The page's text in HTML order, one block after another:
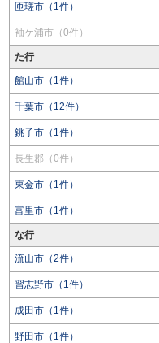
匝瑳市（1件）
袖ケ浦市（0件）
た行
館山市（1件）
千葉市（12件）
銚子市（1件）
長生郡（0件）
東金市（1件）
富里市（1件）
な行
流山市（2件）
習志野市（1件）
成田市（1件）
野田市（1件）